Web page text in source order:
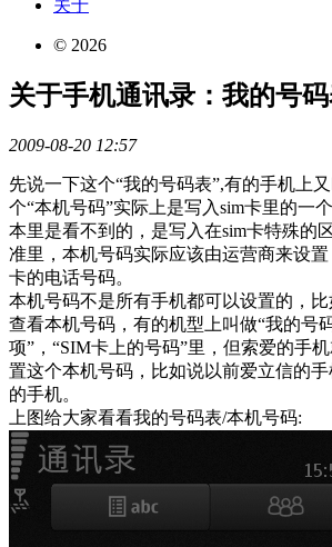
关于
© 2026
关于手机通讯录：我的号
2009-08-20 12:57
先说一下这个“我的号码表”,有的手机上
个“本机号码”实际上是写入sim卡里的一
本里是看不到的，是写入在sim卡特殊的
准里，本机号码实际应该由运营商来设
卡的电话号码。
本机号码不是所有手机都可以设置的，
查看本机号码，有的机型上叫做“我的号
项”，“SIM卡上的号码”里，但索爱的手
置这个本机号码，比如说以前爱立信的
的手机。
上图给大家看看我的号码表/本机号码: